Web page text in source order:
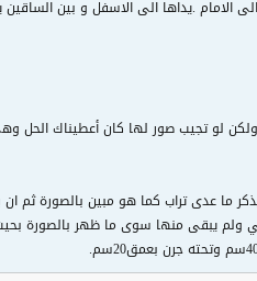
لو تجيب صور لها كان أعطيناك الحل
ما عدى تراب كما هو مبين بالصورة ثم ان
يبقى منها سوى ما ظهر بالصورة بحيت